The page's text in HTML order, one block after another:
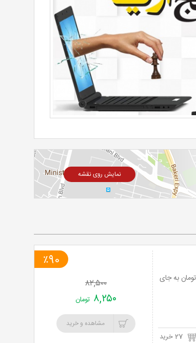
نمایش روی نقشه
آموزش شطرنج ویژه کودکان و بزرگسالان در مدرسه شطرنج آریا با 90% تخفیف و پرداخت تنها 8,250 تومان به جای
27 خرید
٪90
۸۲,۵۰۰
۸,۲۵۰ تومان
مشاهده و خرید